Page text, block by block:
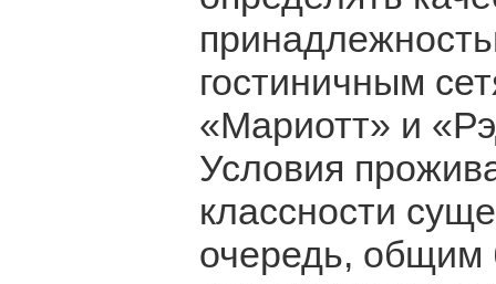
гостиничным
«Мариотт» и
Условия
классности
очередь, общим